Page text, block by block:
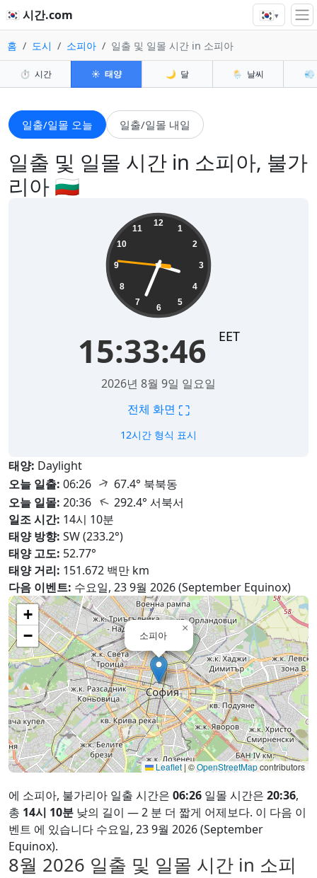
🇰🇷 시간.com 🇰🇷▾
홈 도시 소피아 일출 및 일몰 시간 in 소피아
⏱️ 시간 ☀️ 태양 🌙 달 🌦️ 날씨 💨
일출/일몰 오늘 일출/일몰 내일
일출 및 일몰 시간 in 소피아, 불가
리아 🇧🇬
12
1
2
3
4
5
6
7
8
9
10
11
15:33:47 EET
2026년 8월 9일 일요일
전체 화면 ⛶
12시간 형식 표시
태양: Daylight
오늘 일출: 06:26 ↑ 67.4° 북북동
오늘 일몰: 20:36 ↑ 292.4° 서북서
일조 시간: 14시 10분
태양 방향: SW (233.2°)
태양 고도: 52.77°
태양 거리: 151.672 백만 km
다음 이벤트: 수요일, 23 9월 2026 (September Equinox)
소피아
×
+
−
Leaflet |©OpenStreetMapcontributors
에 소피아, 불가리아 일출 시간은 06:26 일몰 시간은 20:36,
총 14시 10분 낮의 길이 — 2 분 더 짧게 어제보다. 이 다음 이
벤트 에 있습니다 수요일, 23 9월 2026 (September
Equinox).
8월 2026 일출 및 일몰 시간 in 소피